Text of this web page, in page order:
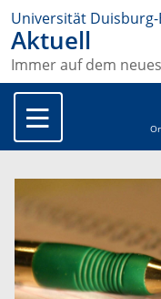
Universität Duisburg-
Aktuell
Immer auf dem